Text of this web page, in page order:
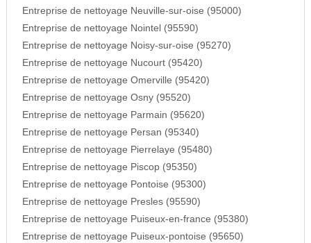
Entreprise de nettoyage Neuville-sur-oise (95000)
Entreprise de nettoyage Nointel (95590)
Entreprise de nettoyage Noisy-sur-oise (95270)
Entreprise de nettoyage Nucourt (95420)
Entreprise de nettoyage Omerville (95420)
Entreprise de nettoyage Osny (95520)
Entreprise de nettoyage Parmain (95620)
Entreprise de nettoyage Persan (95340)
Entreprise de nettoyage Pierrelaye (95480)
Entreprise de nettoyage Piscop (95350)
Entreprise de nettoyage Pontoise (95300)
Entreprise de nettoyage Presles (95590)
Entreprise de nettoyage Puiseux-en-france (95380)
Entreprise de nettoyage Puiseux-pontoise (95650)